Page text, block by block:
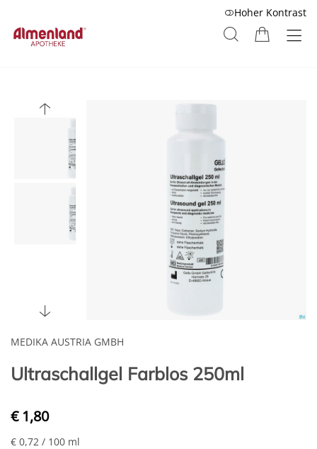
Hoher Kontrast
MEDIKA AUSTRIA GMBH
Ultraschallgel Farblos 250ml
€ 1,80
€ 0,72 / 100 ml